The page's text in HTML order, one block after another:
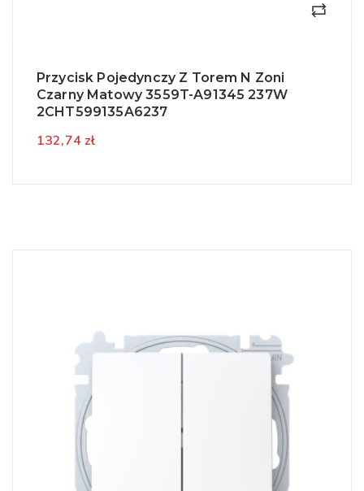
Przycisk Pojedynczy Z Torem N Zoni
Czarny Matowy 3559T-A91345 237W
2CHT599135A6237
132,74 zł